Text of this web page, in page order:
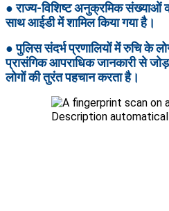
● राज्य-विशिष्ट अनुक्रमिक संख्याओं
साथ आईडी में शामिल किया गया है।
● पुलिस संदर्भ प्रणालियों में रुचि के
प्रासंगिक आपराधिक जानकारी से
लोगों की तुरंत पहचान करता है।